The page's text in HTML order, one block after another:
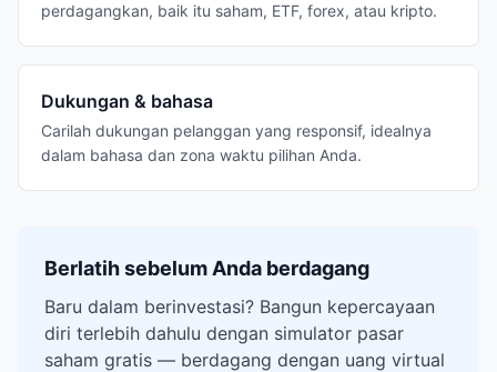
perdagangkan, baik itu saham, ETF, forex, atau kripto.
Dukungan & bahasa
Carilah dukungan pelanggan yang responsif, idealnya
dalam bahasa dan zona waktu pilihan Anda.
Berlatih sebelum Anda berdagang
Baru dalam berinvestasi? Bangun kepercayaan
diri terlebih dahulu dengan simulator pasar
saham gratis — berdagang dengan uang virtual